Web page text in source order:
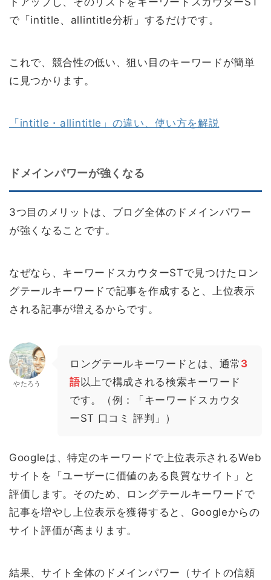
で「intitle、allintitle分析」するだけです。
これで、競合性の低い、狙い目のキーワードが簡単
に見つかります。
「intitle・allintitle」の違い、使い方を解説
ドメインパワーが強くなる
3つ目のメリットは、ブログ全体のドメインパワー
が強くなることです。
なぜなら、キーワードスカウターSTで見つけたロン
グテールキーワードで記事を作成すると、上位表示
される記事が増えるからです。
やたろう
ロングテールキーワードとは、通常 3
語以上で構成される検索キーワード
です。（例：「キーワードスカウタ
ーST 口コミ 評判」）
Googleは、特定のキーワードで上位表示されるWeb
サイトを「ユーザーに価値のある良質なサイト」と
評価します。そのため、ロングテールキーワードで
記事を増やし上位表示を獲得すると、Googleからの
サイト評価が高まります。
結果、サイト全体のドメインパワー（サイトの信頼